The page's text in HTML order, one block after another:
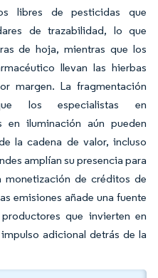
libres de pesticidas que
de trazabilidad, lo que
de hoja, mientras que los
llevan las hierbas
margen. La fragmentación
los especialistas en
en iluminación aún pueden
la cadena de valor, incluso
amplían su presencia para
de créditos de
emisiones añade una fuente
que invierten en
adicional detrás de la